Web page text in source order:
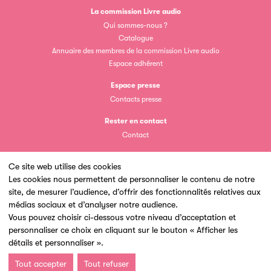
Ce site web utilise des cookies
Les cookies nous permettent de personnaliser le contenu de notre
site, de mesurer l’audience, d’offrir des fonctionnalités relatives aux
médias sociaux et d’analyser notre audience.
Vous pouvez choisir ci-dessous votre niveau d’acceptation et
personnaliser ce choix en cliquant sur le bouton « Afficher les
détails et personnaliser ».
Tout accepter Tout refuser
La commission Livre audio
Qui sommes-nous ?
Catalogue
Annuaire des membres de la commission Livre audio
Espace adhérent
Espace presse
Contacts presse
Rester en contact
Contact
Un site du
ouvrages grâce à Filéas.